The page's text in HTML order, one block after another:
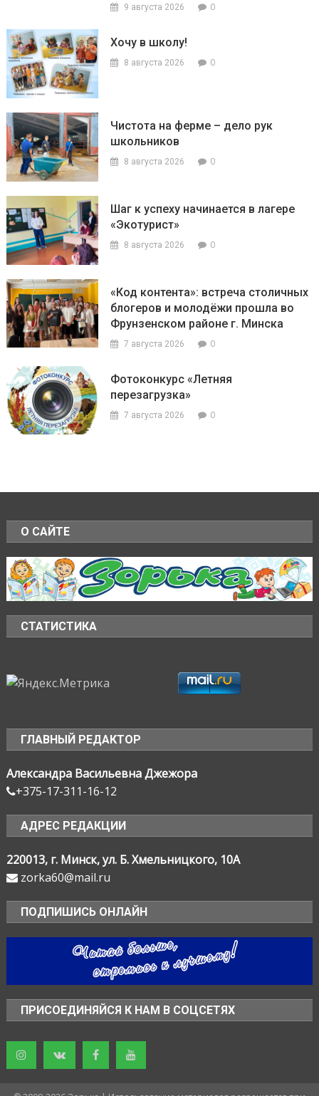
9 августа 2026 0
Хочу в школу!
8 августа 2026 0
Чистота на ферме – дело рук
школьников
8 августа 2026 0
Шаг к успеху начинается в лагере
«Экотурист»
8 августа 2026 0
«Код контента»: встреча столичных
блогеров и молодёжи прошла во
Фрунзенском районе г. Минска
7 августа 2026 0
Фотоконкурс «Летняя
перезагрузка»
7 августа 2026 0
О САЙТЕ
СТАТИСТИКА
ГЛАВНЫЙ РЕДАКТОР
Александра Васильевна Джежора
+375-17-311-16-12
АДРЕС РЕДАКЦИИ
220013, г. Минск, ул. Б. Хмельницкого, 10А
zorka60@mail.ru
ПОДПИШИСЬ ОНЛАЙН
ПРИСОЕДИНЯЙСЯ К НАМ В СОЦСЕТЯХ